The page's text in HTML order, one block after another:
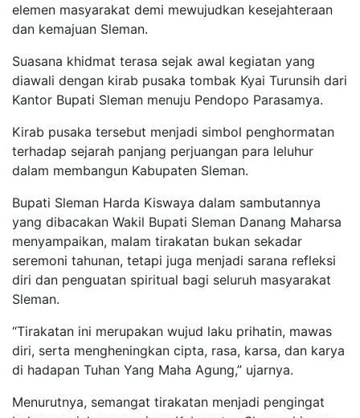
elemen masyarakat demi mewujudkan kesejahteraan
dan kemajuan Sleman.
Suasana khidmat terasa sejak awal kegiatan yang
diawali dengan kirab pusaka tombak Kyai Turunsih dari
Kantor Bupati Sleman menuju Pendopo Parasamya.
Kirab pusaka tersebut menjadi simbol penghormatan
terhadap sejarah panjang perjuangan para leluhur
dalam membangun Kabupaten Sleman.
Bupati Sleman Harda Kiswaya dalam sambutannya
yang dibacakan Wakil Bupati Sleman Danang Maharsa
menyampaikan, malam tirakatan bukan sekadar
seremoni tahunan, tetapi juga menjadi sarana refleksi
diri dan penguatan spiritual bagi seluruh masyarakat
Sleman.
“Tirakatan ini merupakan wujud laku prihatin, mawas
diri, serta mengheningkan cipta, rasa, karsa, dan karya
di hadapan Tuhan Yang Maha Agung,” ujarnya.
Menurutnya, semangat tirakatan menjadi pengingat